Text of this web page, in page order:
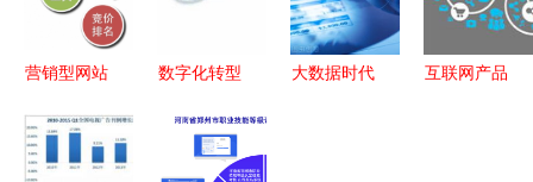
互联网奇迹
营销型网站
打造互联网
数字化转型
何线上营销
大数据时代
互联网产品